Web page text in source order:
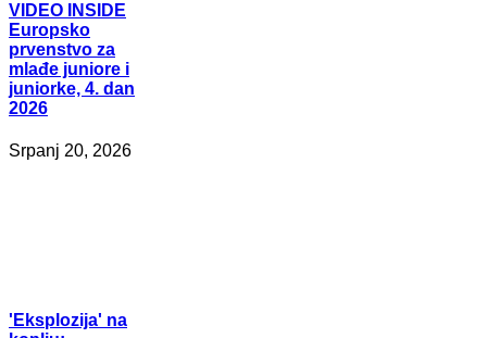
VIDEO INSIDE
Europsko
prvenstvo za
mlađe juniore i
juniorke, 4. dan
2026
Srpanj 20, 2026
'Eksplozija' na